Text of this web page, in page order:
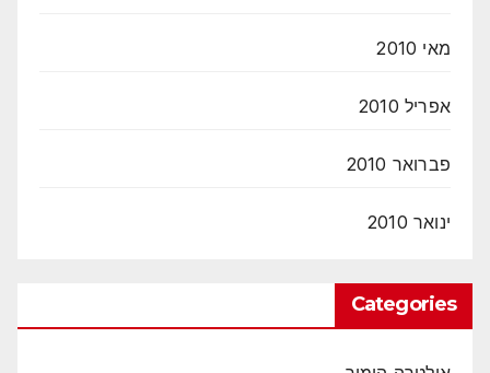
מאי 2010
אפריל 2010
פברואר 2010
ינואר 2010
Categories